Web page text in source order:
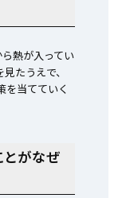
熱が入ってい
たうえで、
を当てていく
がなぜ